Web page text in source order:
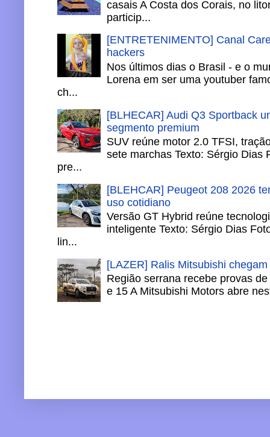
casais A Costa dos Corais, no
particip...
[ENTRETENIMENTO] Canal
hackers
Nos últimos dias o Brasil - e o
Lorena em ser uma youtuber
ch...
[BLHECAR] Audi Q3 Sportback
segmento premium
SUV reúne motor 2.0 TFSI,
sete marchas Texto: Sérgio Dias
pre...
[BLEHCAR] Peugeot 208 2026
uso cotidiano
Versão GT Hybrid reúne
inteligente Texto: Sérgio Dias
lin...
[LAZER] Ralis Mitsubishi
Região serrana recebe provas
e 15 A Mitsubishi Motors abre